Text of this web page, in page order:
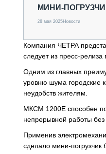
МИНИ-
28 мая 2025Новости
Компания ЧЕТРА
следует из пресс-релиза
Одним из главных
уровню шума городские
неудобств жителям.
МКСМ 1200Е способен
непрерывной работы без
Применив
сделало мини-